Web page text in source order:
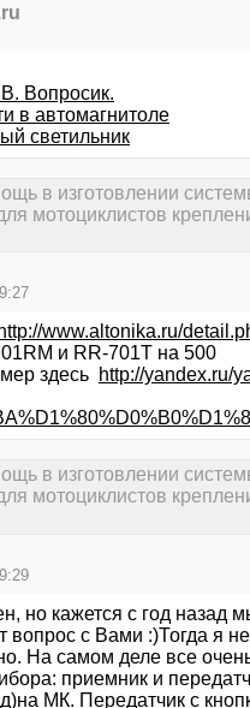
Вопросик.
в автомагнитоле
светильник
в изготовлении
мотоциклистов
http://www.altonika.ru/
и RR-701T на 500
здесь http://yandex.ru/
в изготовлении
мотоциклистов
но кажется с год назад
вопрос с Вами :)Тогда я
На самом деле все
приемник и
МК. Передатчик с